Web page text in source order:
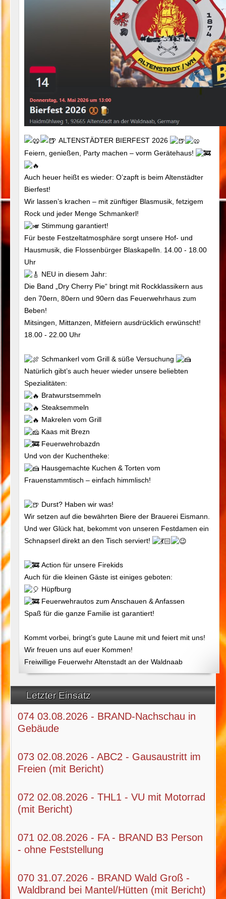
Letzter Einsatz
074 03.08.2026 - BRAND-Nachschau in
Gebäude
073 02.08.2026 - ABC2 - Gausaustritt im
Freien (mit Bericht)
072 02.08.2026 - THL1 - VU mit Motorrad
(mit Bericht)
071 02.08.2026 - FA - BRAND B3 Person
- ohne Feststellung
070 31.07.2026 - BRAND Wald Groß -
Waldbrand bei Mantel/Hütten (mit Bericht)
ALTENSTÄDTER BIERFEST 2026
Feiern, genießen, Party machen – vorm Gerätehaus!
Auch heuer heißt es wieder: O’zapft is beim Altenstädter
Bierfest!
Wir lassen’s krachen – mit zünftiger Blasmusik, fetzigem
Rock und jeder Menge Schmankerl!
Stimmung garantiert!
Für beste Festzeltatmosphäre sorgt unsere Hof- und
Hausmusik, die Flossenbürger Blaskapelln. 14.00 - 18.00
Uhr
NEU in diesem Jahr:
Die Band „Dry Cherry Pie“ bringt mit Rockklassikern aus
den 70ern, 80ern und 90ern das Feuerwehrhaus zum
Beben!
Mitsingen, Mittanzen, Mitfeiern ausdrücklich erwünscht!
18.00 - 22.00 Uhr
Schmankerl vom Grill & süße Versuchung
Natürlich gibt’s auch heuer wieder unsere beliebten
Spezialitäten:
Bratwurstsemmeln
Steaksemmeln
Makrelen vom Grill
Kaas mit Brezn
Feuerwehrobazdn
Und von der Kuchentheke:
Hausgemachte Kuchen & Torten vom
Frauenstammtisch – einfach himmlisch!
Durst? Haben wir was!
Wir setzen auf die bewährten Biere der Brauerei Eismann.
Und wer Glück hat, bekommt von unseren Festdamen ein
Schnapserl direkt an den Tisch serviert!
Action für unsere Firekids
Auch für die kleinen Gäste ist einiges geboten:
Hüpfburg
Feuerwehrautos zum Anschauen & Anfassen
Spaß für die ganze Familie ist garantiert!
Kommt vorbei, bringt’s gute Laune mit und feiert mit uns!
Wir freuen uns auf euer Kommen!
Freiwillige Feuerwehr Altenstadt an der Waldnaab